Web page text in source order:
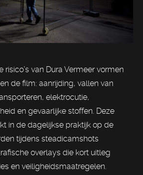
risico’s van Dura Vermeer vormen
de film: aanrijding, vallen van
elektrocutie,
en gevaarlijke stoffen. Deze
in de dagelijkse praktijk op de
tijdens steadicamshots
overlays die kort uitleg
en veiligheidsmaatregelen.